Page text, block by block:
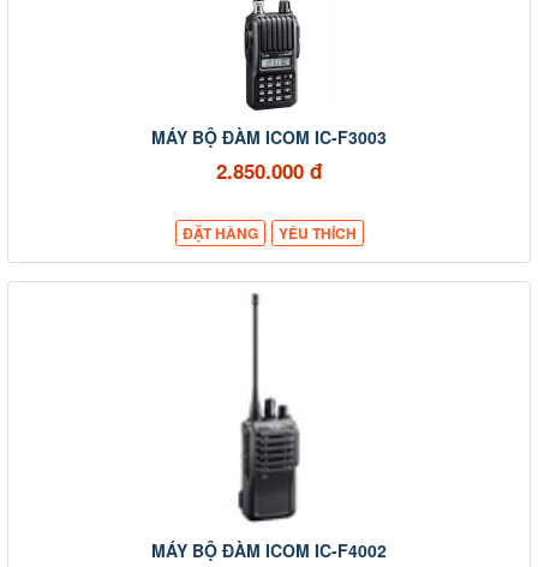
MÁY BỘ ĐÀM ICOM IC-F3003
2.850.000 đ
ĐẶT HÀNG YÊU THÍCH
MÁY BỘ ĐÀM ICOM IC-F4002